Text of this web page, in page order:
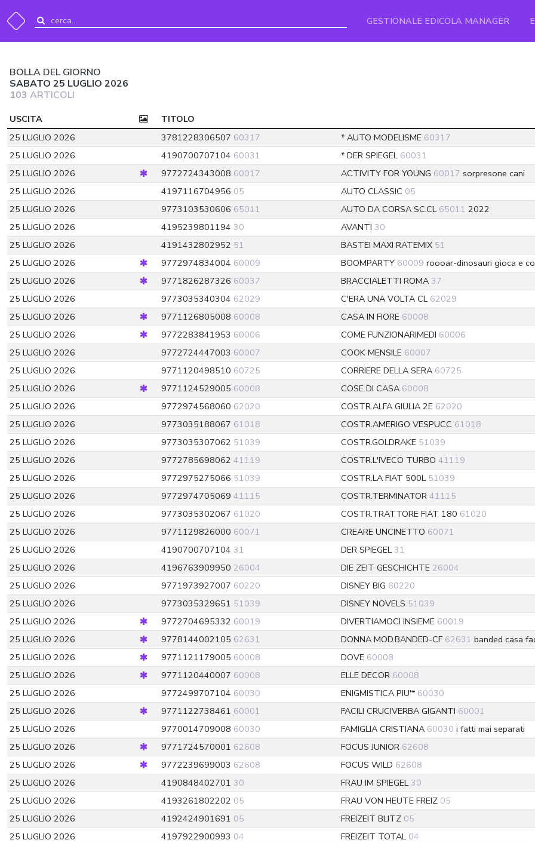
GESTIONALE EDICOLA MANAGER
BOLLA DEL GIORNO
SABATO 25 LUGLIO 2026
103 ARTICOLI
USCITA
TITOLO
25 LUGLIO 2026
3781228306507 60317 * AUTO MODELISME 60317
25 LUGLIO 2026
4190700707104 60031 * DER SPIEGEL 60031
25 LUGLIO 2026
9772724343008 60017 ACTIVITY FOR YOUNG 60017 sorpresone cani
25 LUGLIO 2026
4197116704956 05 AUTO CLASSIC 05
25 LUGLIO 2026
9773103530606 65011 AUTO DA CORSA SC.CL 65011 2022
25 LUGLIO 2026
4195239801194 30 AVANTI 30
25 LUGLIO 2026
4191432802952 51 BASTEI MAXI RATEMIX 51
25 LUGLIO 2026
9772974834004 60009 BOOMPARTY 60009 roooar-dinosauri gioca e
25 LUGLIO 2026
9771826287326 60037 BRACCIALETTI ROMA 37
25 LUGLIO 2026
9773035340304 62029 C'ERA UNA VOLTA CL 62029
25 LUGLIO 2026
9771126805008 60008 CASA IN FIORE 60008
25 LUGLIO 2026
9772283841953 60006 COME FUNZIONARIMEDI 60006
25 LUGLIO 2026
9772724447003 60007 COOK MENSILE 60007
25 LUGLIO 2026
9771120498510 60725 CORRIERE DELLA SERA 60725
25 LUGLIO 2026
9771124529005 60008 COSE DI CASA 60008
25 LUGLIO 2026
9772974568060 62020 COSTR.ALFA GIULIA 2E 62020
25 LUGLIO 2026
9773035188067 61018 COSTR.AMERIGO VESPUCC 61018
25 LUGLIO 2026
9773035307062 51039 COSTR.GOLDRAKE 51039
25 LUGLIO 2026
9772785698062 41119 COSTR.L'IVECO TURBO 41119
25 LUGLIO 2026
9772975275066 51039 COSTR.LA FIAT 500L 51039
25 LUGLIO 2026
9772974705069 41115 COSTR.TERMINATOR 41115
25 LUGLIO 2026
9773035302067 61020 COSTR.TRATTORE FIAT 180 61020
25 LUGLIO 2026
9771129826000 60071 CREARE UNCINETTO 60071
25 LUGLIO 2026
4190700707104 31 DER SPIEGEL31
25 LUGLIO 2026
4196763909950 26004 DIE ZEIT GESCHICHTE 26004
25 LUGLIO 2026
9771973927007 60220 DISNEY BIG 60220
25 LUGLIO 2026
9773035329651 51039 DISNEY NOVELS 51039
25 LUGLIO 2026
9772704695332 60019 DIVERTIAMOCI INSIEME 60019
25 LUGLIO 2026
9778144002105 62631 DONNA MOD.BANDED-CF 62631 banded casa
25 LUGLIO 2026
9771121179005 60008 DOVE 60008
25 LUGLIO 2026
9771120440007 60008 ELLE DECOR 60008
25 LUGLIO 2026
9772499707104 60030 ENIGMISTICA PIU'* 60030
25 LUGLIO 2026
9771122738461 60001 FACILI CRUCIVERBA GIGANTI 60001
25 LUGLIO 2026
9770014709008 60030 FAMIGLIA CRISTIANA 60030 i fatti mai separati
25 LUGLIO 2026
9771724570001 62608 FOCUS JUNIOR 62608
25 LUGLIO 2026
9772239699003 62608 FOCUS WILD 62608
25 LUGLIO 2026
4190848402701 30 FRAU IM SPIEGEL30
25 LUGLIO 2026
4193261802202 05 FRAU VON HEUTE FREIZ 05
25 LUGLIO 2026
4192424901691 05 FREIZEIT BLITZ 05
25 LUGLIO 2026
4197922900993 04 FREIZEIT TOTAL 04